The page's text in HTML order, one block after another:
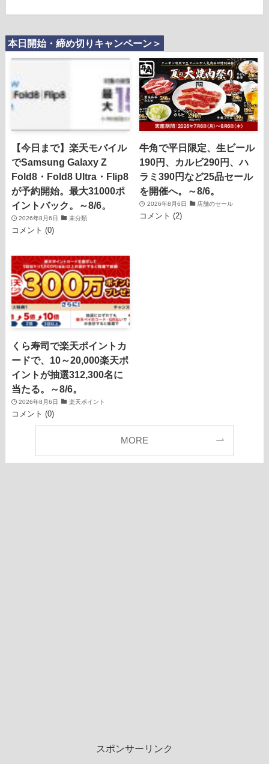
本日開始・締め切りキャンペーン＞
【今日まで】楽天モバイル
でSamsung Galaxy Z
Fold8・Fold8 Ultra・Flip8
が予約開始。最大31000ポ
イントバック。～8/6。
2026年8月6日 未分類
コメント (0)
牛角で平日限定、生ビール
190円、カルビ290円、ハ
ラミ390円など25品セール
を開催へ。～8/6。
2026年8月6日 店舗のセール
コメント (2)
くら寿司で楽天ポイントカ
ードで、10～20,000楽天ポ
イントが抽選312,300名に
当たる。～8/6。
2026年8月6日 楽天ポイント
コメント (0)
MORE
スポンサーリンク